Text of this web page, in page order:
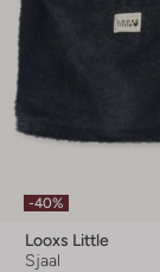
-40%
Looxs Little
Sjaal